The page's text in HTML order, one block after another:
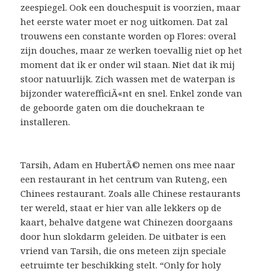
zeespiegel. Ook een douchespuit is voorzien, maar
het eerste water moet er nog uitkomen. Dat zal
trouwens een constante worden op Flores: overal
zijn douches, maar ze werken toevallig niet op het
moment dat ik er onder wil staan. Niet dat ik mij
stoor natuurlijk. Zich wassen met de waterpan is
bijzonder waterefficiÃ«nt en snel. Enkel zonde van
de geboorde gaten om die douchekraan te
installeren.
Tarsih, Adam en HubertÃ© nemen ons mee naar
een restaurant in het centrum van Ruteng, een
Chinees restaurant. Zoals alle Chinese restaurants
ter wereld, staat er hier van alle lekkers op de
kaart, behalve datgene wat Chinezen doorgaans
door hun slokdarm geleiden. De uitbater is een
vriend van Tarsih, die ons meteen zijn speciale
eetruimte ter beschikking stelt. “Only for holy